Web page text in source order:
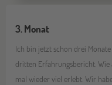
3. Monat
Ich bin jetzt schon drei
dritten Erfahrungsbericht.
mal wieder viel erlebt. Wir